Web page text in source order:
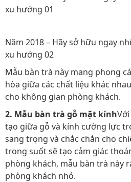
xu hướng 01
Năm 2018 – Hãy sở hữu ngay
xu hướng 02
Mẫu bàn trà này mang phong
hòa giữa các chất liệu khác
cho không gian phòng khách.
2. Mẫu bàn trà gỗ mặt kính
tạo giữa gỗ và kính cường lực
sang trọng và chắc chắn cho
trong suốt sẽ tạo cảm giác
phòng khách, mẫu bàn trà này
phòng khách nhỏ.